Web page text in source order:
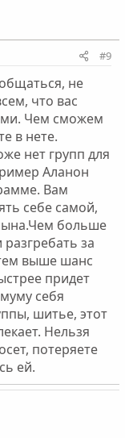
#9
не
что вас
Чем сможем
в нете.
нет групп для
Аланон
Вам
себе самой,
больше
за
выше шанс
придет
себя
шитье, этот
Нельзя
потеряете
ей.